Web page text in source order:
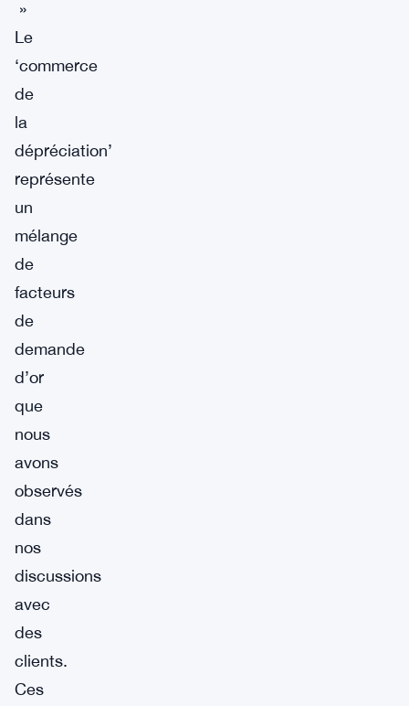
»
Le
‘commerce
de
la
dépréciation’
représente
un
mélange
de
facteurs
de
demande
d’or
que
nous
avons
observés
dans
nos
discussions
avec
des
clients.
Ces